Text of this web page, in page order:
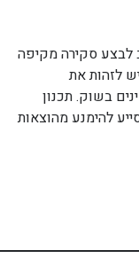
לבצע סקירה מקיפה
לזהות את
בשוק. תכנון
להימנע מהוצאות